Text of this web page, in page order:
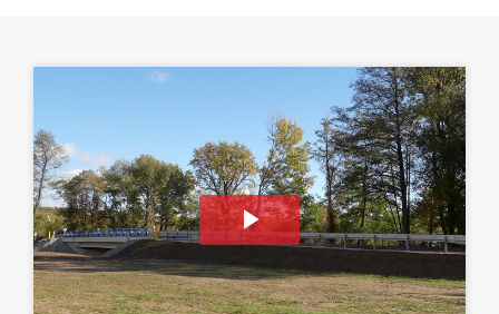
Play
Video